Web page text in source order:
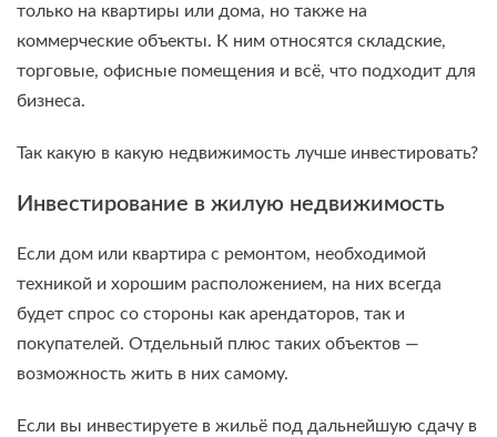
только на квартиры или дома, но также на
коммерческие объекты. К ним относятся складские,
торговые, офисные помещения и всё, что подходит для
бизнеса.
Так какую в какую недвижимость лучше инвестировать?
Инвестирование в жилую недвижимость
Если дом или квартира с ремонтом, необходимой
техникой и хорошим расположением, на них всегда
будет спрос со стороны как арендаторов, так и
покупателей. Отдельный плюс таких объектов —
возможность жить в них самому.
Если вы инвестируете в жильё под дальнейшую сдачу в